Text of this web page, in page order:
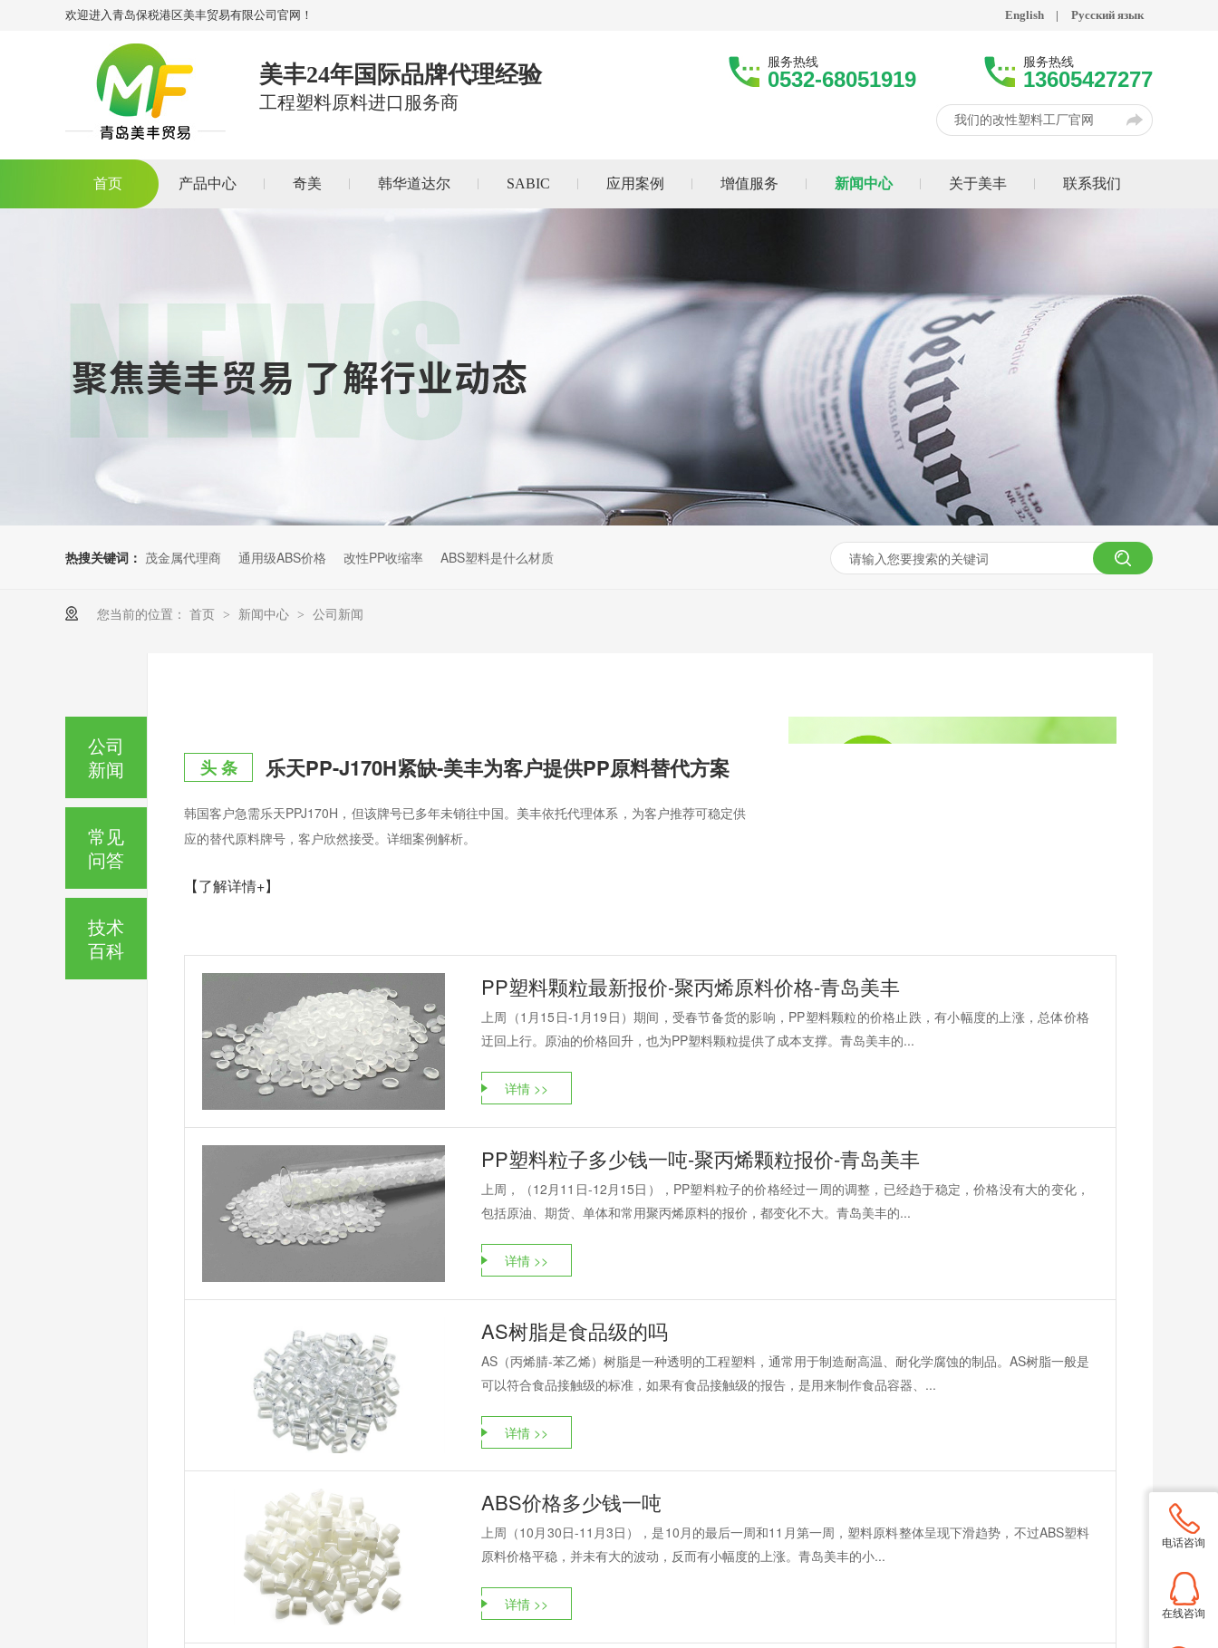
欢迎进入青岛保税港区美丰贸易有限公司官网！ English | Русский язык
美丰24年国际品牌代理经验
工程塑料原料进口服务商
服务热线
0532-68051919
服务热线
13605427277
我们的改性塑料工厂官网
首页 产品中心 奇美 韩华道达尔 SABIC 应用案例 增值服务 新闻中心 关于美丰 联系我们
热搜关键词： 茂金属代理商 通用级ABS价格 改性PP收缩率 ABS塑料是什么材质
您当前的位置： 首页 > 新闻中心 > 公司新闻
头 条 乐天PP-J170H紧缺-美丰为客户提供PP原料替代方案
韩国客户急需乐天PPJ170H，但该牌号已多年未销往中国。美丰依托代理体系，为客户推荐可稳定供
应的替代原料牌号，客户欣然接受。详细案例解析。
【了解详情+】
PP塑料颗粒最新报价-聚丙烯原料价格-青岛美丰
上周（1月15日-1月19日）期间，受春节备货的影响，PP塑料颗粒的价格止跌，有小幅度的上涨，总体价格
迂回上行。原油的价格回升，也为PP塑料颗粒提供了成本支撑。青岛美丰的...
详情 >>
PP塑料粒子多少钱一吨-聚丙烯颗粒报价-青岛美丰
上周，（12月11日-12月15日），PP塑料粒子的价格经过一周的调整，已经趋于稳定，价格没有大的变化，
包括原油、期货、单体和常用聚丙烯原料的报价，都变化不大。青岛美丰的...
详情 >>
AS树脂是食品级的吗
AS（丙烯腈-苯乙烯）树脂是一种透明的工程塑料，通常用于制造耐高温、耐化学腐蚀的制品。AS树脂一般是
可以符合食品接触级的标准，如果有食品接触级的报告，是用来制作食品容器、...
详情 >>
ABS价格多少钱一吨
上周（10月30日-11月3日），是10月的最后一周和11月第一周，塑料原料整体呈现下滑趋势，不过ABS塑料
原料价格平稳，并未有大的波动，反而有小幅度的上涨。青岛美丰的小...
详情 >>
公司
新闻
常见
问答
技术
百科
电话咨询
在线咨询